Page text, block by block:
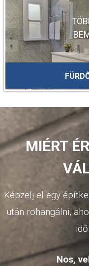
MIÉRT
Képzelj el egy
után rohangálni,
Nos,